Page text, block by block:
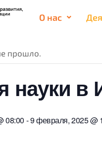
О нас
прошло.
науки в
08:00 -9 февраля, 2025 @